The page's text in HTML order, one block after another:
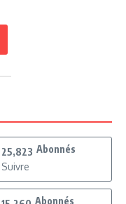
25,823 Abonnés
Suivre
Abonnés